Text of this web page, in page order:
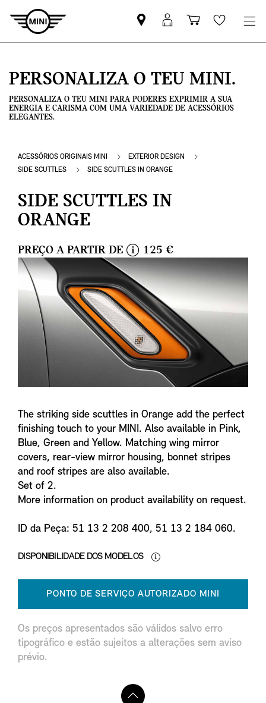
Pesquisar
parceiro
Iniciar
sessão
Carrinho
de
Wishlist
PERSONALIZA O TEU MINI.
PERSONALIZA O TEU MINI PARA PODERES EXPRIMIR A SUA
ENERGIA E CARISMA COM UMA VARIEDADE DE ACESSÓRIOS
ELEGANTES.
ACESSÓRIOS ORIGINAIS MINI
EXTERIOR DESIGN
SIDE SCUTTLES
SIDE SCUTTLES IN ORANGE
SIDE SCUTTLES IN
ORANGE
PREÇO A PARTIR DE
i
n
f
o
125 €
The striking side scuttles in Orange add the perfect
finishing touch to your MINI. Also available in Pink,
Blue, Green and Yellow. Matching wing mirror
covers, rear-view mirror housing, bonnet stripes
and roof stripes are also available.
Set of 2.
More information on product availability on request.
ID da Peça: 51 13 2 208 400, 51 13 2 184 060.
DISPONIBILIDADE DOS MODELOS
PONTO DE SERVIÇO AUTORIZADO MINI
Os preços apresentados são válidos salvo erro
tipográfico e estão sujeitos a alterações sem aviso
prévio.